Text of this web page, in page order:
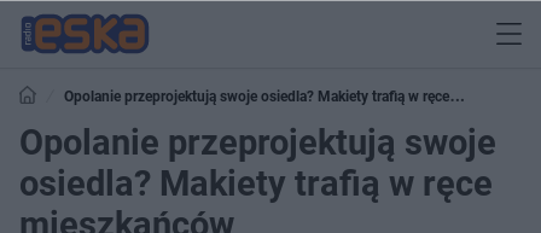
Opolanie przeprojektują swoje osiedla? Makiety trafią w ręce
mieszkańców
Opolanie przeprojektują swoje
osiedla? Makiety trafią w ręce
mieszkańców